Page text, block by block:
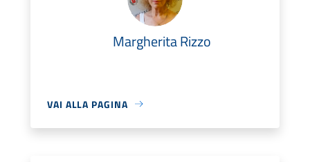
Margherita Rizzo
VAI ALLA PAGINA